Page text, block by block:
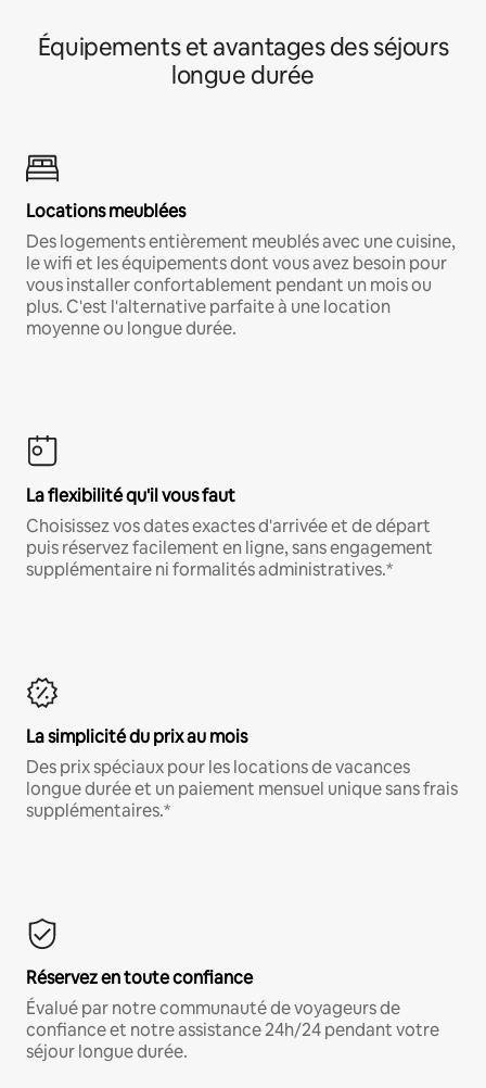
Équipements et avantages des séjours
longue durée
Locations meublées
Des logements entièrement meublés avec une cuisine,
le wifi et les équipements dont vous avez besoin pour
vous installer confortablement pendant un mois ou
plus. C'est l'alternative parfaite à une location
moyenne ou longue durée.
La flexibilité qu'il vous faut
Choisissez vos dates exactes d'arrivée et de départ
puis réservez facilement en ligne, sans engagement
supplémentaire ni formalités administratives.*
La simplicité du prix au mois
Des prix spéciaux pour les locations de vacances
longue durée et un paiement mensuel unique sans frais
supplémentaires.*
Réservez en toute confiance
Évalué par notre communauté de voyageurs de
confiance et notre assistance 24h/24 pendant votre
séjour longue durée.